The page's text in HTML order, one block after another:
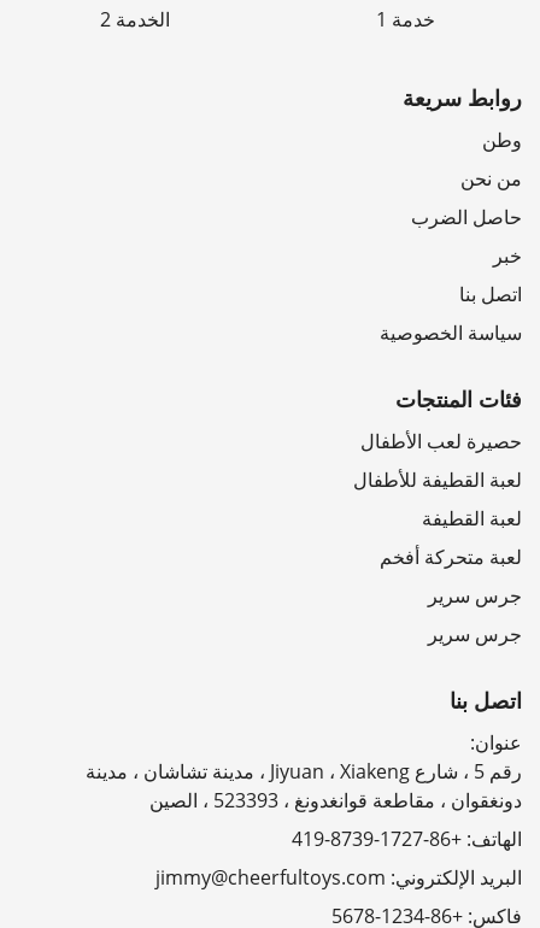
خدمة 1 الخدمة 2
روابط سريعة
وطن
من نحن
حاصل الضرب
خبر
اتصل بنا
سياسة الخصوصية
فئات المنتجات
حصيرة لعب الأطفال
لعبة القطيفة للأطفال
لعبة القطيفة
لعبة متحركة أفخم
جرس سرير
جرس سرير
اتصل بنا
عنوان:
رقم 5 ، شارع Jiyuan ، Xiakeng ، مدينة تشاشان ، مدينة
دونغقوان ، مقاطعة قوانغدونغ ، 523393 ، الصين
الهاتف: +86-1727-8739-419
البريد الإلكتروني: jimmy@cheerfultoys.com
فاكس: +86-1234-5678